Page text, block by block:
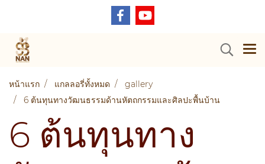
หน้าแรก แกลลอรี่ทั้งหมด
gallery
6 ต้นทุนทางวัฒนธรรมด้านหัตถกรรมและศิลปะพื้นบ้าน
6 ต้นทุนทาง